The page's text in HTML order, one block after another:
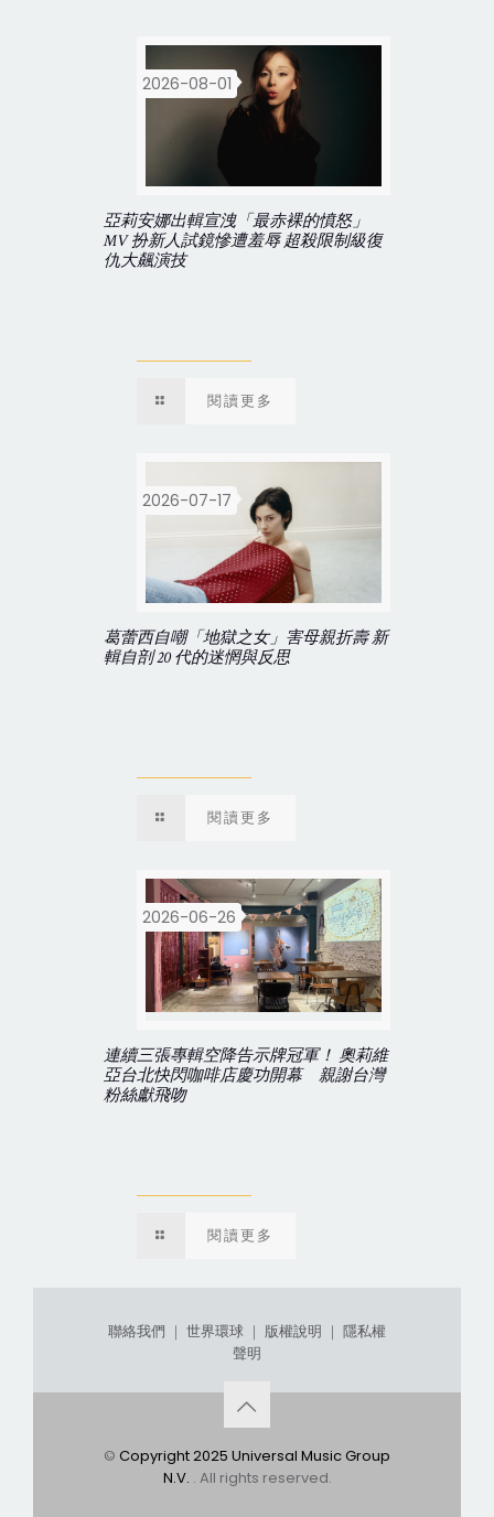
2026-08-01
亞莉安娜出輯宣洩「最赤裸的憤怒」
MV 扮新人試鏡慘遭羞辱 超殺限制級復
仇大飆演技
閱讀更多
2026-07-17
葛蕾西自嘲「地獄之女」害母親折壽 新
輯自剖 20 代的迷惘與反思
閱讀更多
2026-06-26
連續三張專輯空降告示牌冠軍！ 奧莉維
亞台北快閃咖啡店慶功開幕 親謝台灣
粉絲獻飛吻
閱讀更多
聯絡我們 ｜ 世界環球 ｜ 版權說明 ｜ 隱私權
聲明
© Copyright 2025 Universal Music Group
N.V. . All rights reserved.